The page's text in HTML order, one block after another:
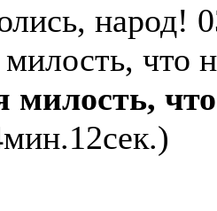
народ!
милость, что
милость,